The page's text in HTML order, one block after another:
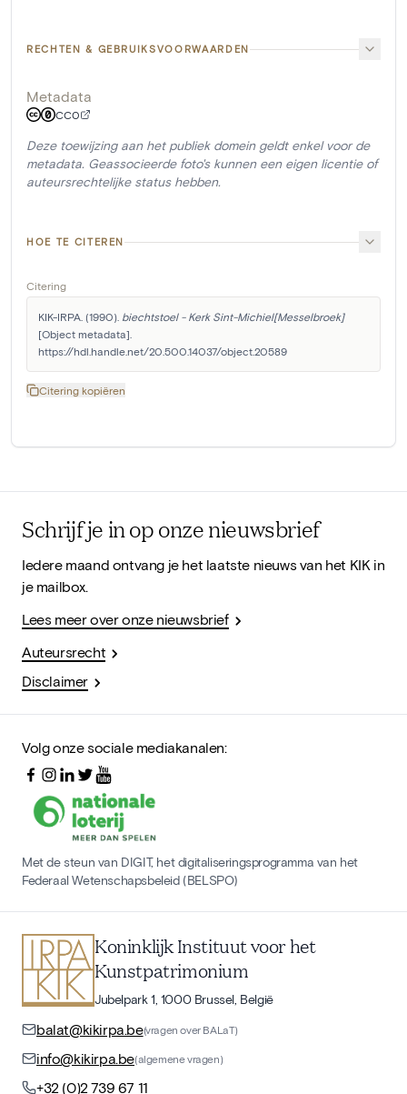
RECHTEN & GEBRUIKSVOORWAARDEN
Metadata
CC0
Deze toewijzing aan het publiek domein geldt enkel voor de
metadata. Geassocieerde foto's kunnen een eigen licentie of
auteursrechtelijke status hebben.
HOE TE CITEREN
Citering
KIK-IRPA. (1990). biechtstoel - Kerk Sint-Michiel[Messelbroek]
[Object metadata].
https://hdl.handle.net/20.500.14037/object.20589
Citering kopiëren
Schrijf je in op onze nieuwsbrief
Iedere maand ontvang je het laatste nieuws van het KIK in
je mailbox.
Lees meer over onze nieuwsbrief
Auteursrecht
Disclaimer
Volg onze sociale mediakanalen:
Met de steun van DIGIT, het digitaliseringsprogramma van het
Federaal Wetenschapsbeleid (BELSPO)
Koninklijk Instituut voor het
Kunstpatrimonium
Jubelpark 1, 1000 Brussel, België
balat@kikirpa.be(vragen over BALaT)
info@kikirpa.be(algemene vragen)
+32 (0)2 739 67 11